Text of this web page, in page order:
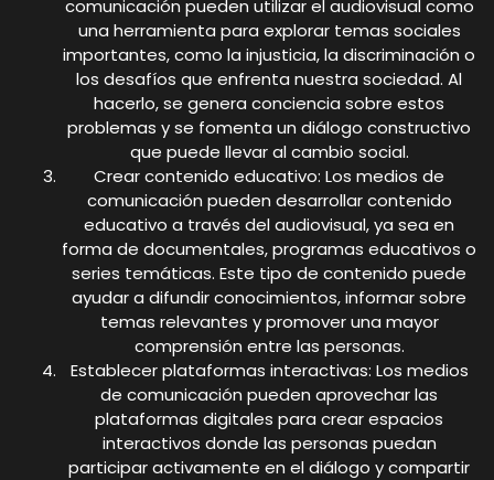
comunicación pueden utilizar el audiovisual como
una herramienta para explorar temas sociales
importantes, como la injusticia, la discriminación o
los desafíos que enfrenta nuestra sociedad. Al
hacerlo, se genera conciencia sobre estos
problemas y se fomenta un diálogo constructivo
que puede llevar al cambio social.
Crear contenido educativo: Los medios de
comunicación pueden desarrollar contenido
educativo a través del audiovisual, ya sea en
forma de documentales, programas educativos o
series temáticas. Este tipo de contenido puede
ayudar a difundir conocimientos, informar sobre
temas relevantes y promover una mayor
comprensión entre las personas.
Establecer plataformas interactivas: Los medios
de comunicación pueden aprovechar las
plataformas digitales para crear espacios
interactivos donde las personas puedan
participar activamente en el diálogo y compartir